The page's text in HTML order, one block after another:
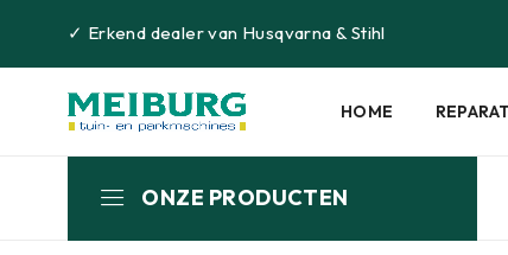
✓ Erkend dealer van Husqvarna &Stihl
HOME
ONZE PRODUCTEN